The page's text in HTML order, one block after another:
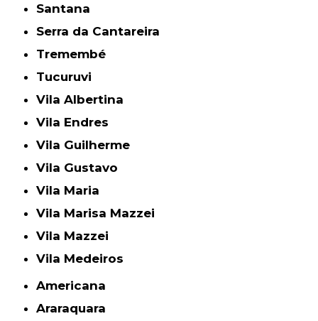
Santana
Serra da Cantareira
Tremembé
Tucuruvi
Vila Albertina
Vila Endres
Vila Guilherme
Vila Gustavo
Vila Maria
Vila Marisa Mazzei
Vila Mazzei
Vila Medeiros
Americana
Araraquara